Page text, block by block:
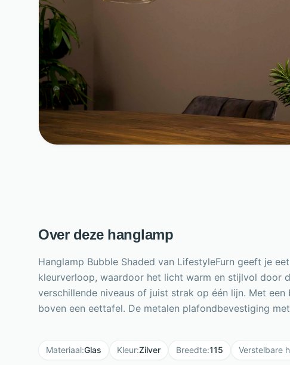
Over deze hanglamp
Hanglamp Bubble Shaded van LifestyleFurn geeft je
kleurverloop, waardoor het licht warm en stijlvol door
verschillende niveaus of juist strak op één lijn. Met
boven een eettafel. De metalen plafondbevestiging
Materiaal:Glas Kleur:Zilver Breedte:115 Verstelbare